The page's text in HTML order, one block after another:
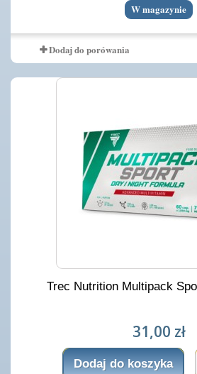
W magazynie
Dodaj do porówania
Trec Nutrition Multipack
31,00 zł
Dodaj do koszyka